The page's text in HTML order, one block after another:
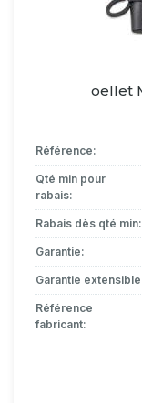
oellet
Référence:
Qté min pour
rabais:
Rabais dès qté min:
Garantie:
Garantie
Référence
fabricant: